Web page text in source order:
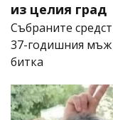
из целия град
Събраните
37-годишния мъж
битка